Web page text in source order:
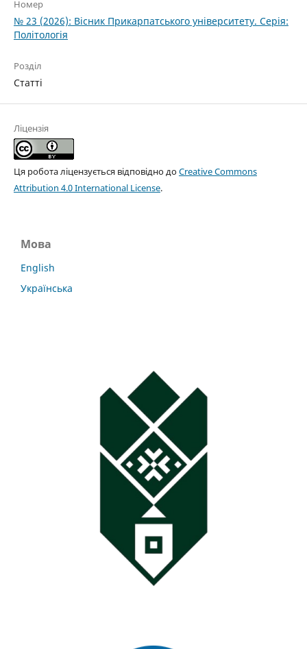
Номер
№ 23 (2026): Вісник Прикарпатського університету. Серія:
Політологія
Розділ
Статті
Ліцензія
Ця робота ліцензується відповідно доCreative Commons
Attribution 4.0 International License.
Мова
English
Українська